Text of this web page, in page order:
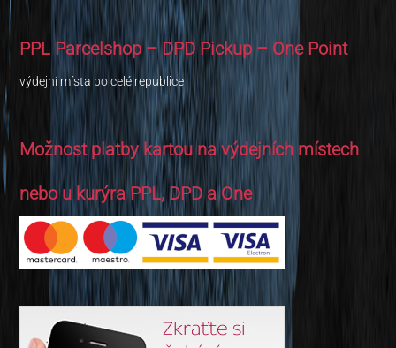
PPL Parcelshop – DPD Pickup – One Point
výdejní místa po celé republice
Možnost platby kartou na výdejních místech
nebo u kurýra PPL, DPD a One